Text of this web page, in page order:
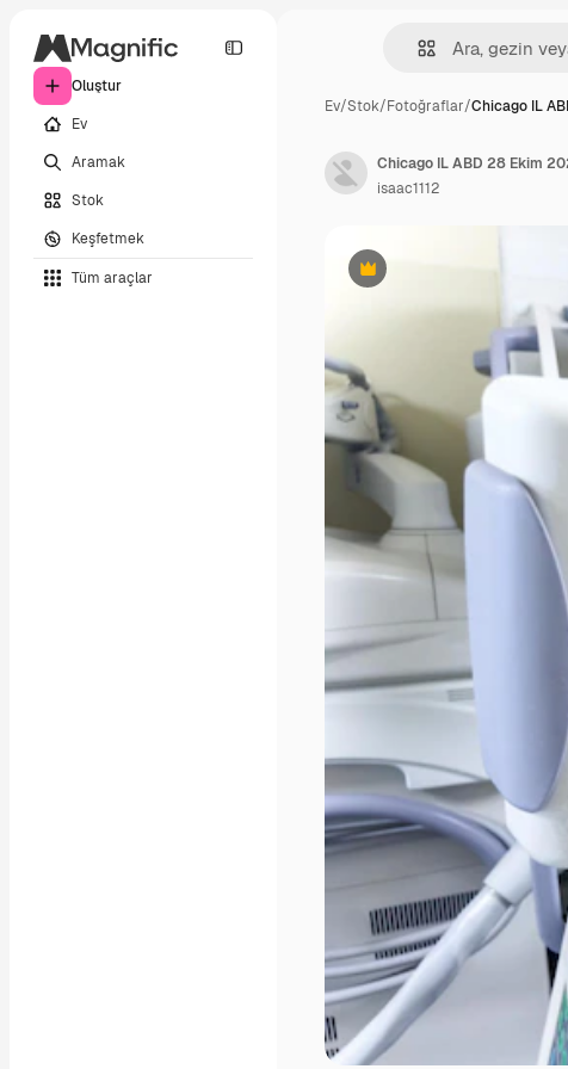
Oluştur
Ev
Aramak
Stok
Keşfetmek
Tüm araçlar
Ev/Stok/Fotoğraflar/Chicago IL
Premium
isaac1112